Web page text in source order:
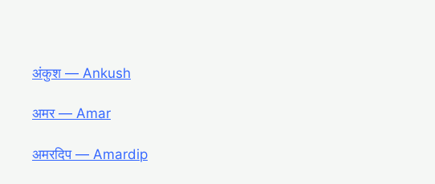
अंकुश ― Ankush
अमर ― Amar
अमरदिप ― Amardip